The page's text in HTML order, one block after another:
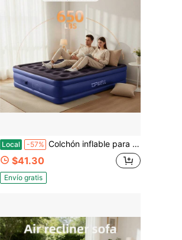
Local -57% Colchón inflable para exteriores UPWELL, cama inflable portátil para acampar, modelo: TWIN/QUEEN, apto para acampar y viajar, cama inflable de felpa universal.
$41.30
Envío gratis